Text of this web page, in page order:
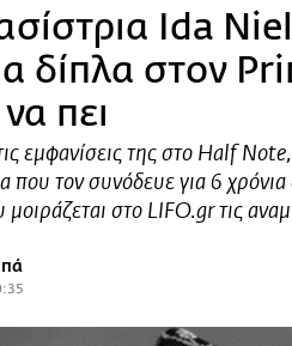
&
Living
Urban
Ida
δίπλα στον
πει
εμφανίσεις της στο Half
που τον συνόδευε για 6 χρόνια
μοιράζεται στο LIFO.gr τις